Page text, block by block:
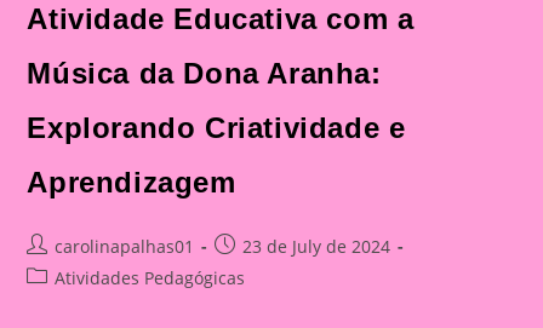
Atividade Educativa com a
Música da Dona Aranha:
Explorando Criatividade e
Aprendizagem
Post
author:
carolinapalhas01
Post
published:
23 de July de 2024
PostAtividades Pedagógicas